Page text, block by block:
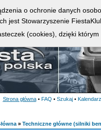
Strona główna • FAQ • Szukaj • Kalendarz
» Techniczne główne (silniki
o ochronie danych
jest Stowarzyszenie
(cookies), dzięki